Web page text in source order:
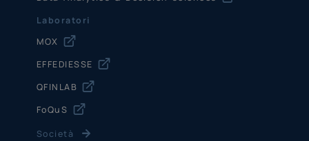
Laboratori
MOX
EFFEDIESSE
QFINLAB
FoQuS
Società